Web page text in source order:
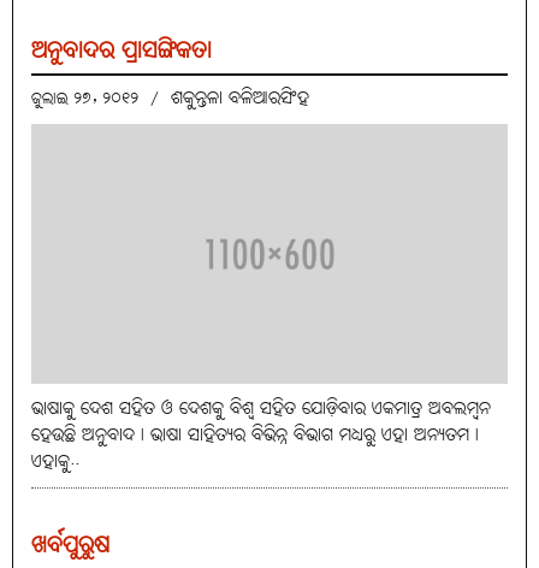
ଅନୁବାଦର ପ୍ରାସଙ୍ଗିକତା
ଜୁଲାଇ ୨୭, ୨୦୧୨ / ଶକୁନ୍ତଳା ବଳିଆରସିଂହ
ଭାଷାକୁ ଦେଶ ସହିତ ଓ ଦେଶକୁ ବିଶ୍ବ ସହିତ ଯୋଡ଼ିବାର ଏକମାତ୍ର ଅବଲମ୍ବନ
ହେଉଛି ଅନୁବାଦ। ଭାଷା ସାହିତ୍ୟର ବିଭିନ୍ନ ବିଭାଗ ମଧ୍ୟରୁ ଏହା ଅନ୍ୟତମ।
ଏହାକୁ..
ଖର୍ବପୁରୁଷ